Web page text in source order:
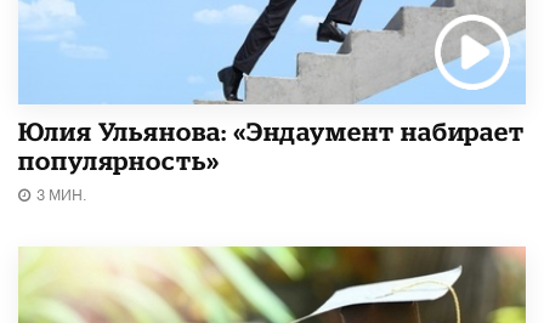
Юлия Ульянова: «Эндаумент набирает
популярность»
3 МИН.